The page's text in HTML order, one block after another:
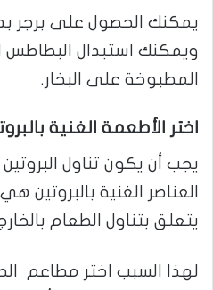
يمكنك الحصول على برجر
ويمكنك استبدال البطاطس
المطبوخة على البخار.
اختر الأطعمة الغنية
يجب أن يكون تناول
العناصر الغنية بالبروتين
يتعلق بتناول الطعام
لهذا السبب اختر مطاعم